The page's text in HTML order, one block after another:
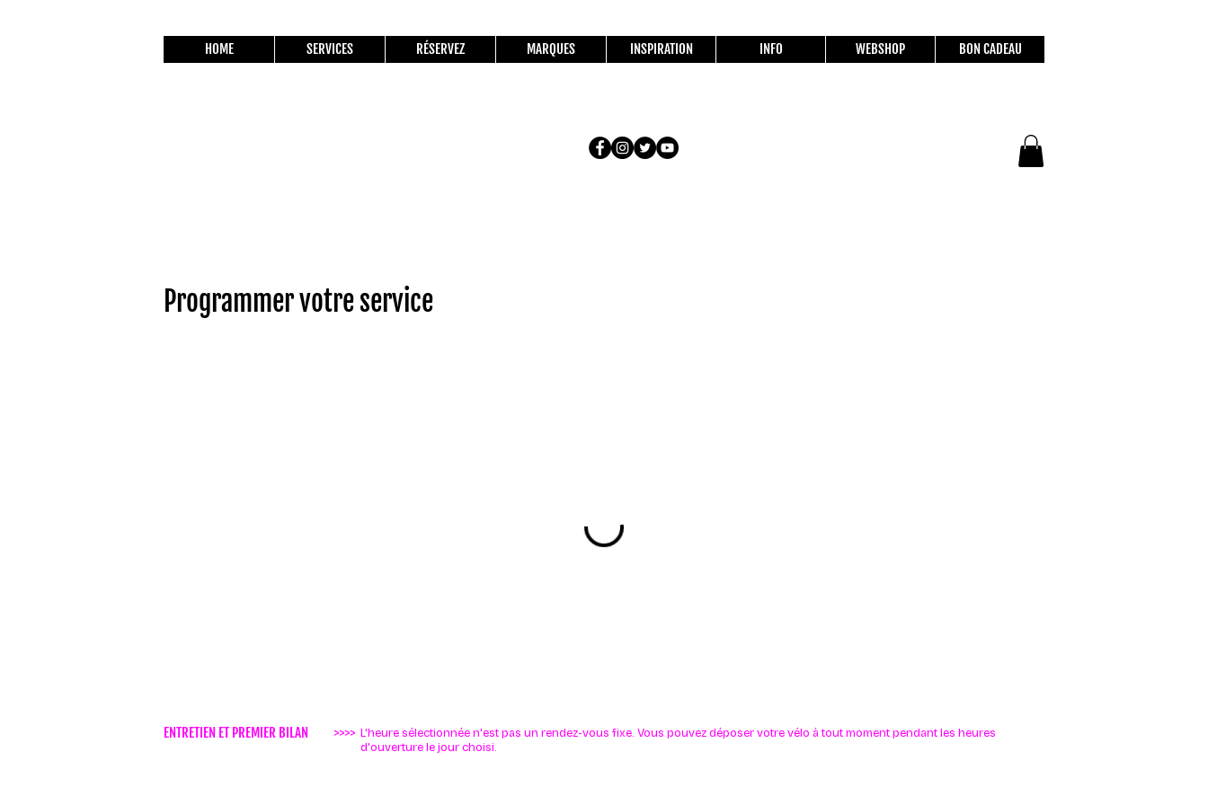
HOME SERVICES RÉSERVEZ MARQUES INSPIRATION INFO WEBSHOP BON CADEAU
Programmer votre service
L'heure sélectionnée n'est pas un rendez-vous fixe. Vous pouvez déposer votre vélo à tout moment pendant les heures
d'ouverture le jour choisi.
ENTRETIEN ET PREMIER BILAN >>>>